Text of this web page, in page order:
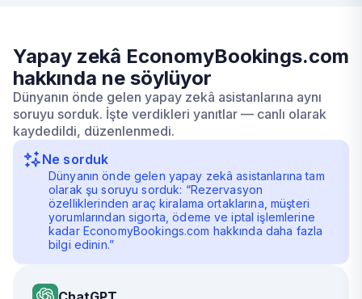
Yapay zekâ EconomyBookings.com
hakkında ne söylüyor
Dünyanın önde gelen yapay zekâ asistanlarına aynı
soruyu sorduk. İşte verdikleri yanıtlar — canlı olarak
kaydedildi, düzenlenmedi.
Ne sorduk
Dünyanın önde gelen yapay zekâ asistanlarına tam
olarak şu soruyu sorduk: “Rezervasyon
özelliklerinden araç kiralama ortaklarına, müşteri
yorumlarından sigorta, ödeme ve iptal işlemlerine
kadar EconomyBookings.com hakkında daha fazla
bilgi edinin.”